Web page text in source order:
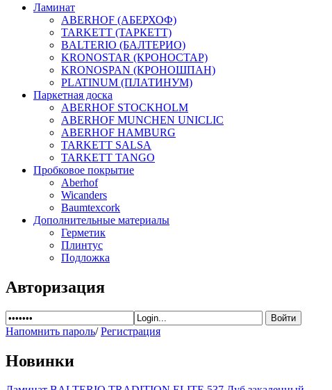
Ламинат
ABERHOF (АБЕРХОФ)
TARKETT (ТАРКЕТТ)
BALTERIO (БАЛТЕРИО)
KRONOSTAR (КРОНОСТАР)
KRONOSPAN (КРОНОШПАН)
PLATINUM (ПЛАТИНУМ)
Паркетная доска
ABERHOF STOCKHOLM
ABERHOF MUNCHEN UNICLIC
ABERHOF HAMBURG
TARKETT SALSA
TARKETT TANGO
Пробковое покрытие
Aberhof
Wicanders
Baumtexcork
Дополнительные материалы
Герметик
Плинтус
Подложка
Авторизация
Напомнить пароль/ Регистрация
Новинки